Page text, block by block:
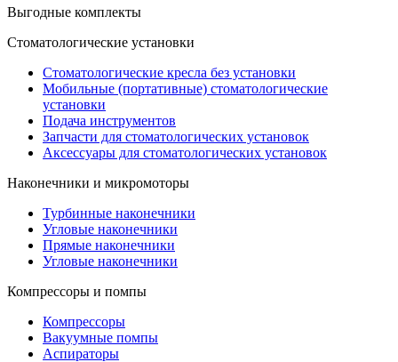
Выгодные комплекты
Стоматологические установки
Стоматологические кресла без установки
Мобильные (портативные) стоматологические
установки
Подача инструментов
Запчасти для стоматологических установок
Аксессуары для стоматологических установок
Наконечники и микромоторы
Турбинные наконечники
Угловые наконечники
Прямые наконечники
Угловые наконечники
Компрессоры и помпы
Компрессоры
Вакуумные помпы
Аспираторы